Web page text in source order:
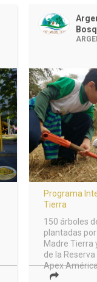
Programa
Tierra
150 árboles
plantadas
Madre Tierra
de la
Apex